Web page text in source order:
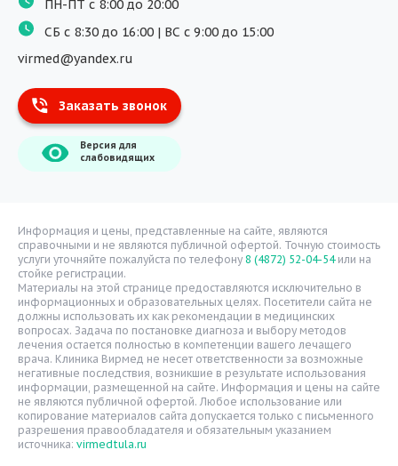
ДМС
Массаж
Тест на хеликобактер
Информация
О компании
Расписание врачей
Надзорные органы
Статьи
Вопрос-ответ
Видео
Вакансии
Карта сайта
Контакты
ПН-ПТ с 8:00 до 20:00
СБ с 8:30 до 16:00 | ВС с 9:00 до 15:00
virmed@yandex.ru
Заказать звонок
Версия для
слабовидящих
Информация и цены, представленные на сайте, являются
справочными и не являются публичной офертой. Точную стоимость
услуги уточняйте пожалуйста по телефону 8 (4872) 52-04-54или на
стойке регистрации.
Материалы на этой странице предоставляются исключительно в
информационных и образовательных целях. Посетители сайта не
должны использовать их как рекомендации в медицинских
вопросах. Задача по постановке диагноза и выбору методов
лечения остается полностью в компетенции вашего лечащего
врача. Клиника Вирмед не несет ответственности за возможные
негативные последствия, возникшие в результате использования
информации, размещенной на сайте. Информация и цены на сайте
не являются публичной офертой. Любое использование или
копирование материалов сайта допускается только с письменного
разрешения правообладателя и обязательным указанием
источника: virmedtula.ru